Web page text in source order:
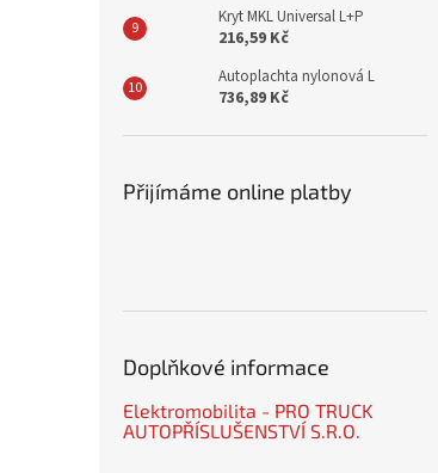
Kryt MKL Universal L+P
216,59 Kč
Autoplachta nylonová L
736,89 Kč
Přijímáme online platby
Doplňkové informace
Elektromobilita - PRO TRUCK
AUTOPŘÍSLUŠENSTVÍ S.R.O.